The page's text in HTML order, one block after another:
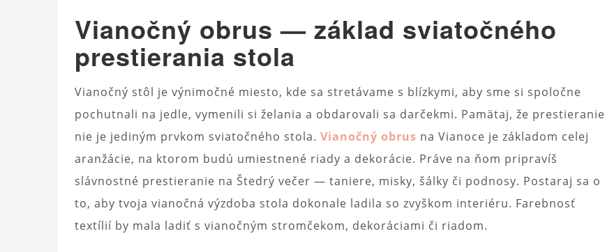
Vianočný obrus — základ sviatočného
prestierania stola
Vianočný stôl je výnimočné miesto, kde sa stretávame s blízkymi, aby sme si spoločne
pochutnali na jedle, vymenili si želania a obdarovali sa darčekmi. Pamätaj, že prestieranie
nie je jediným prvkom sviatočného stola. Vianočný obrus na Vianoce je základom celej
aranžácie, na ktorom budú umiestnené riady a dekorácie. Práve na ňom pripravíš
slávnostné prestieranie na Štedrý večer — taniere, misky, šálky či podnosy. Postaraj sa o
to, aby tvoja vianočná výzdoba stola dokonale ladila so zvyškom interiéru. Farebnosť
textílií by mala ladiť s vianočným stromčekom, dekoráciami či riadom.